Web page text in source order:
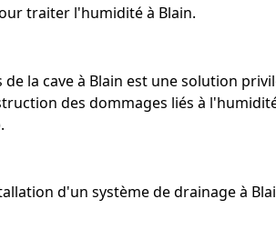
traiter l'humidité à Blain.
la cave à Blain est une solution
des dommages liés à
d'un système de drainage à